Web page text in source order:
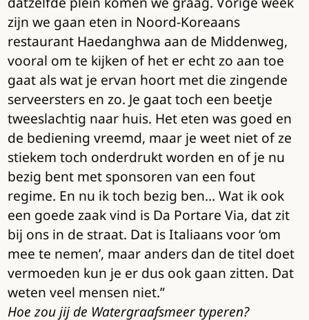
zijn we gaan eten in Noord-Koreaans
restaurant Haedanghwa aan de Middenweg,
vooral om te kijken of het er echt zo aan toe
gaat als wat je ervan hoort met die zingende
serveersters en zo. Je gaat toch een beetje
tweeslachtig naar huis. Het eten was goed en
de bediening vreemd, maar je weet niet of ze
stiekem toch onderdrukt worden en of je nu
bezig bent met sponsoren van een fout
regime. En nu ik toch bezig ben… Wat ik ook
een goede zaak vind is Da Portare Via, dat zit
bij ons in de straat. Dat is Italiaans voor ‘om
mee te nemen’, maar anders dan de titel doet
vermoeden kun je er dus ook gaan zitten. Dat
weten veel mensen niet.”
Hoe zou jij de Watergraafsmeer typeren?